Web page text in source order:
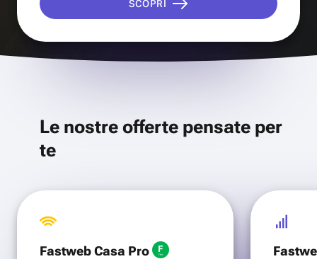
SCOPRI
Le nostre offerte pensate per
te
Fastweb Casa Pro